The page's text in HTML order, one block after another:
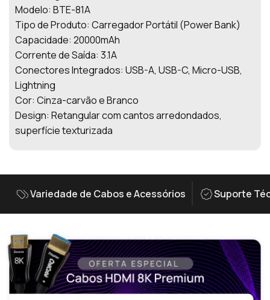
Modelo: BTE-81A
Tipo de Produto: Carregador Portátil (Power Bank)
Capacidade: 20000mAh
Corrente de Saída: 3.1A
Conectores Integrados: USB-A, USB-C, Micro-USB,
Lightning
Cor: Cinza-carvão e Branco
Design: Retangular com cantos arredondados,
superfície texturizada
Variedade de Cabos e Acessórios Suporte